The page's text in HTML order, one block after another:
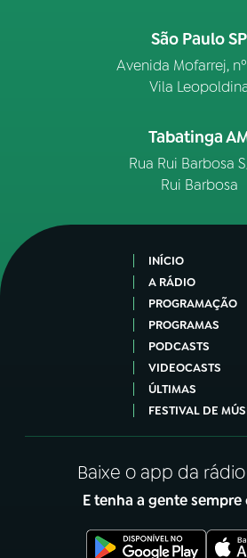
São Paulo SP
Avenida Mofarrej,
Vila
Tabatinga
Rua Rui Barbosa
Rui Barbosa
INÍCIO
A RÁDIO
PROGRAMAÇÃO
PROGRAMAS
PODCASTS
VIDEOCASTS
ÚLTIMAS
FESTIVAL DE
Baixe o app da
E tenha a gente